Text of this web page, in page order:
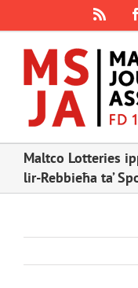
content
Maltco Lotteries
lir-Rebbieħa ta’